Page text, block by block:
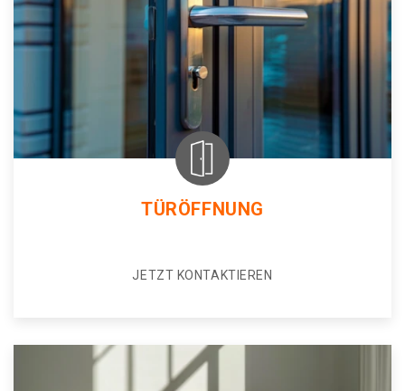
TÜRÖFFNUNG
JETZT KONTAKTIEREN